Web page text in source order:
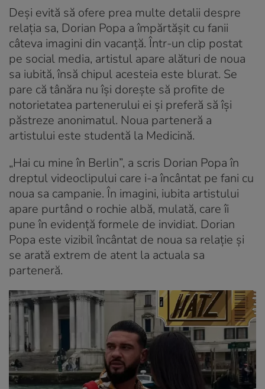
Deși evită să ofere prea multe detalii despre
relația sa, Dorian Popa a împărtășit cu fanii
câteva imagini din vacanță. Într-un clip postat
pe social media, artistul apare alături de noua
sa iubită, însă chipul acesteia este blurat. Se
pare că tânăra nu își dorește să profite de
notorietatea partenerului ei și preferă să își
păstreze anonimatul. Noua parteneră a
artistului este studentă la Medicină.
„Hai cu mine în Berlin”, a scris Dorian Popa în
dreptul videoclipului care i-a încântat pe fani cu
noua sa campanie. În imagini, iubita artistului
apare purtând o rochie albă, mulată, care îi
pune în evidență formele de invidiat. Dorian
Popa este vizibil încântat de noua sa relație și
se arată extrem de atent la actuala sa
parteneră.